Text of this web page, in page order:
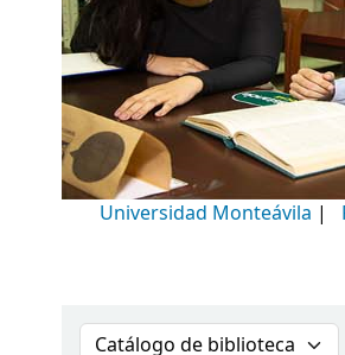
Universidad Monteávila |
Buscar en el catálogo